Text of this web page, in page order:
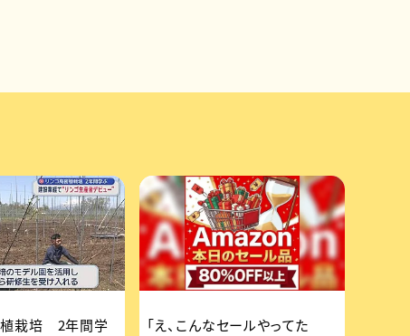
植栽培 2年間学
「え、こんなセールやってた